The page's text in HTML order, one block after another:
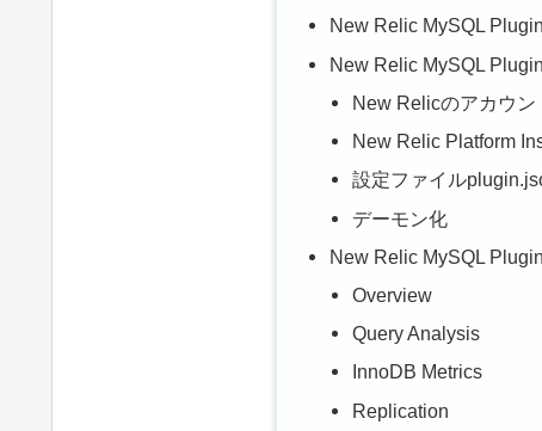
New Relic MySQL
New Relic MySQL
New Relicのアカウン
New Relic Platform
設定ファイル
デーモン化
New Relic MySQL
Overview
Query Analysis
InnoDB Metrics
Replication